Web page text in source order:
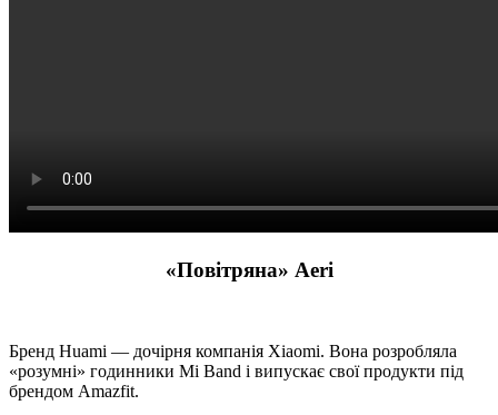
«Повітряна» Aeri
Бренд Huami — дочірня компанія Xiaomi. Вона розробляла
«розумні» годинники Mi Band і випускає свої продукти під
брендом Amazfit.